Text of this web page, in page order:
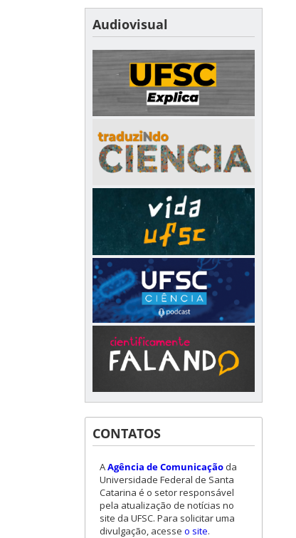
Audiovisual
CONTATOS
AAgência de Comunicação da
Universidade Federal de Santa
Catarina é o setor responsável
pela atualização de notícias no
site da UFSC. Para solicitar uma
divulgação, acesse o site.